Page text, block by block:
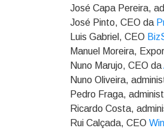
José Capa Pereira,
José Pinto, CEO da
Luis Gabriel, CEO
Manuel Moreira,
Nuno Marujo, CEO da
Nuno Oliveira,
Pedro Fraga,
Ricardo Costa,
Rui Calçada, CEO